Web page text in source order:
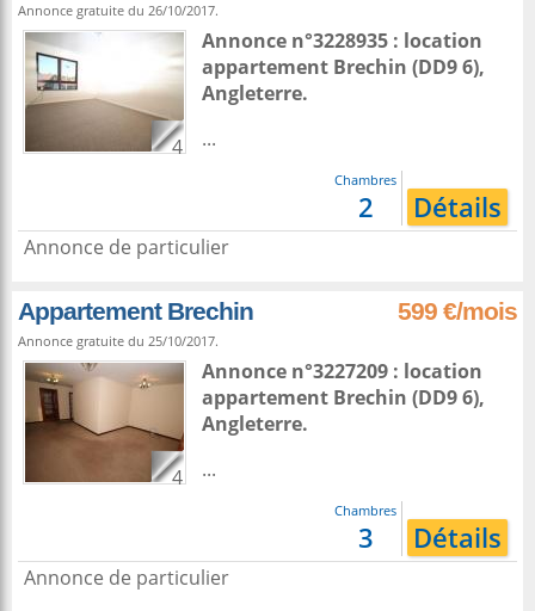
Annonce gratuite du 26/10/2017.
4
Annonce n°3228935 : location
appartement Brechin (DD9 6),
Angleterre.
...
Chambres
2 Détails
Annonce de particulier
Appartement Brechin 599 €/mois
Annonce gratuite du 25/10/2017.
4
Annonce n°3227209 : location
appartement Brechin (DD9 6),
Angleterre.
...
Chambres
3 Détails
Annonce de particulier